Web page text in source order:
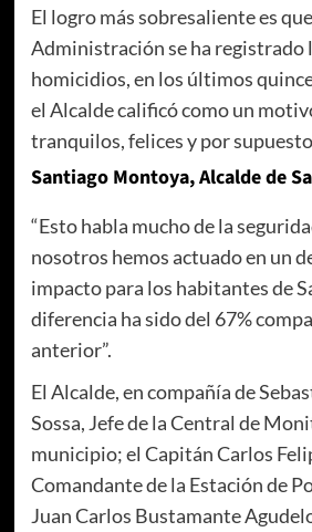
El logro más sobresaliente es
Administración se ha registrado
homicidios, en los últimos
el Alcalde calificó como un
tranquilos, felices y por
Santiago Montoya, Alcalde de
“Esto habla mucho de la
nosotros hemos actuado en un
impacto para los habitantes de
diferencia ha sido del 67%
anterior”.
El Alcalde, en compañía de
Sossa, Jefe de la Central de
municipio; el Capitán Carlos
Comandante de la Estación de
Juan Carlos Bustamante